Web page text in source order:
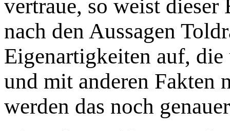
vertraue, so weist
nach den Aussagen
Eigenartigkeiten auf,
und mit anderen Fakten
werden das noch